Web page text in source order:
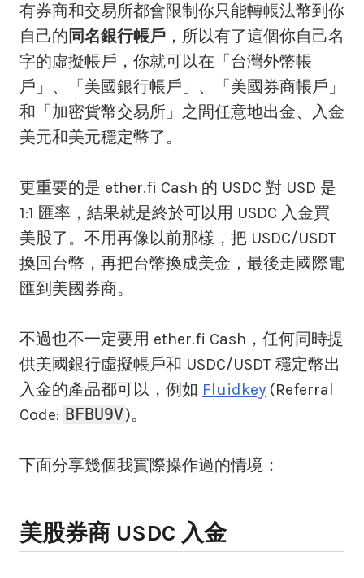
有券商和交易所都會限制你只能轉帳法幣到你
自己的 同名銀行帳戶 ，所以有了這個你自己名
字的虛擬帳戶，你就可以在「台灣外幣帳
戶」、「美國銀行帳戶」、「美國券商帳戶」
和「加密貨幣交易所」之間任意地出金、入金
美元和美元穩定幣了。
更重要的是 ether.fi Cash 的 USDC 對 USD 是
1:1 匯率，結果就是終於可以用 USDC 入金買
美股了。不用再像以前那樣，把 USDC/USDT
換回台幣，再把台幣換成美金，最後走國際電
匯到美國券商。
不過也不一定要用 ether.fi Cash，任何同時提
供美國銀行虛擬帳戶和 USDC/USDT 穩定幣出
入金的產品都可以，例如 Fluidkey (Referral
Code: BFBU9V)。
下面分享幾個我實際操作過的情境：
美股券商 USDC 入金